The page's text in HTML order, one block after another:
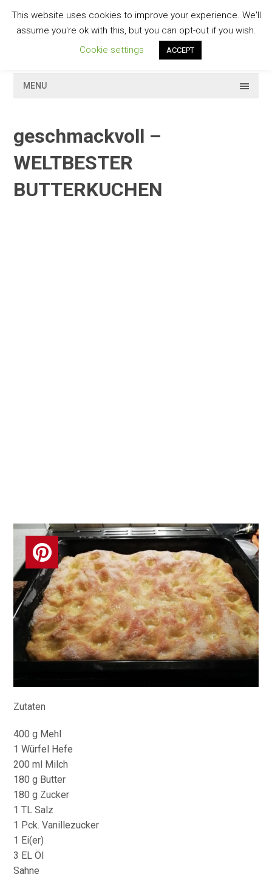
contentGESCHMACKVOLL
MENU
geschmackvoll –
WELTBESTER
BUTTERKUCHEN
Zutaten
400 g Mehl
1 Würfel Hefe
200 ml Milch
180 g Butter
180 g Zucker
1 TL Salz
1 Pck. Vanillezucker
1 Ei(er)
3 EL Öl
Sahne
This website uses cookies to improve your experience. We'll
assume you're ok with this, but you can opt-out if you wish.
Cookie settings
ACCEPT